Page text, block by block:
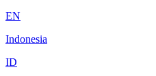
EN
Indonesia
ID